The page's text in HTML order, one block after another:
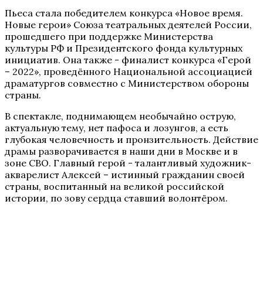
Пьеса стала победителем конкурса «Новое время.
Новые герои» Союза театральных деятелей России,
прошедшего при поддержке Министерства
культуры РФ и Президентского фонда культурных
инициатив. Она также - финалист конкурса «Герой
– 2022», проведённого Национальной ассоциацией
драматургов совместно с Министерством обороны
страны.
В спектакле, поднимающем необычайно острую,
актуальную тему, нет пафоса и лозунгов, а есть
глубокая человечность и пронзительность. Действие
драмы разворачивается в наши дни в Москве и в
зоне СВО. Главный герой - талантливый художник-
акварелист Алексей – истинный гражданин своей
страны, воспитанный на великой российской
истории, по зову сердца ставший волонтёром.